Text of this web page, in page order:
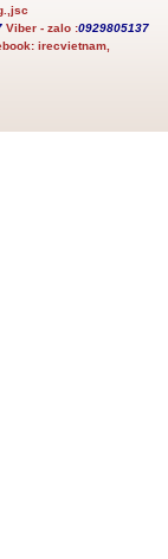
Viber - zalo :0929805137
irecvietnam,